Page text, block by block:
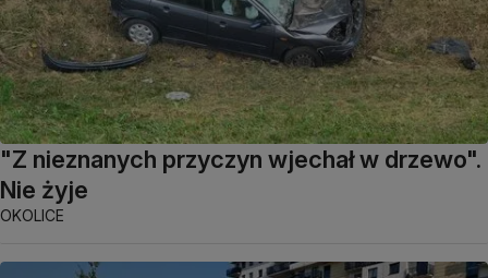
"Z nieznanych przyczyn wjechał w drzewo".
Nie żyje
OKOLICE